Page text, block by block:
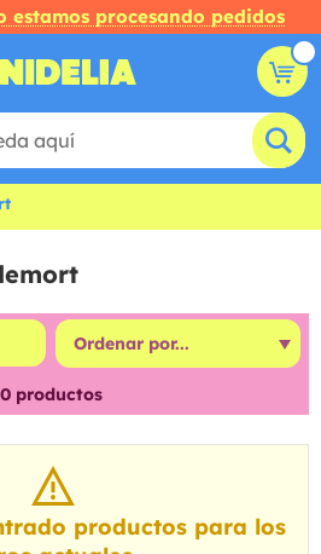
estamos procesando pedidos
0productos
productos para los